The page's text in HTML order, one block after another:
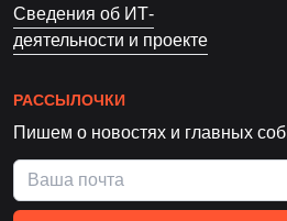
Сведения об ИТ-
деятельности и проекте
РАССЫЛОЧКИ
Пишем о новостях и главных